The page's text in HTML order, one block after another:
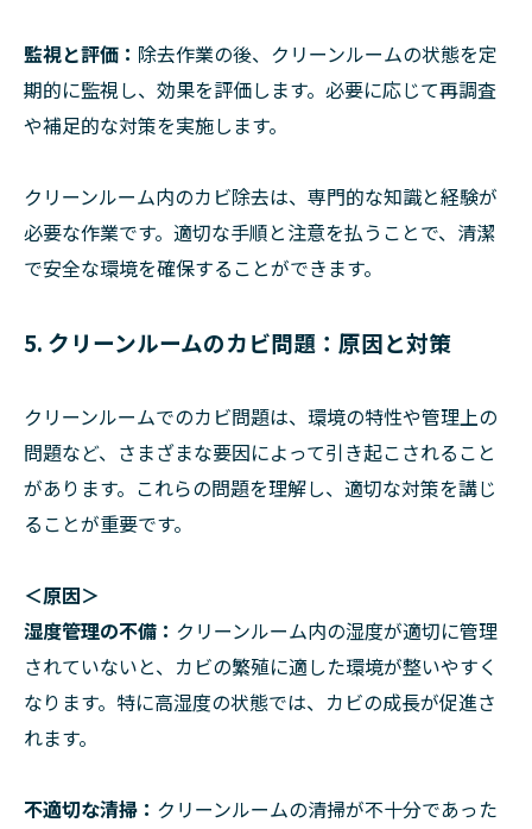
監視と評価： 除去作業の後、クリーンルームの状態を定
期的に監視し、効果を評価します。必要に応じて再調査
や補足的な対策を実施します。
クリーンルーム内のカビ除去は、専門的な知識と経験が
必要な作業です。適切な手順と注意を払うことで、清潔
で安全な環境を確保することができます。
5. クリーンルームのカビ問題：原因と対策
クリーンルームでのカビ問題は、環境の特性や管理上の
問題など、さまざまな要因によって引き起こされること
があります。これらの問題を理解し、適切な対策を講じ
ることが重要です。
＜原因＞
湿度管理の不備： クリーンルーム内の湿度が適切に管理
されていないと、カビの繁殖に適した環境が整いやすく
なります。特に高湿度の状態では、カビの成長が促進さ
れます。
不適切な清掃： クリーンルームの清掃が不十分であった